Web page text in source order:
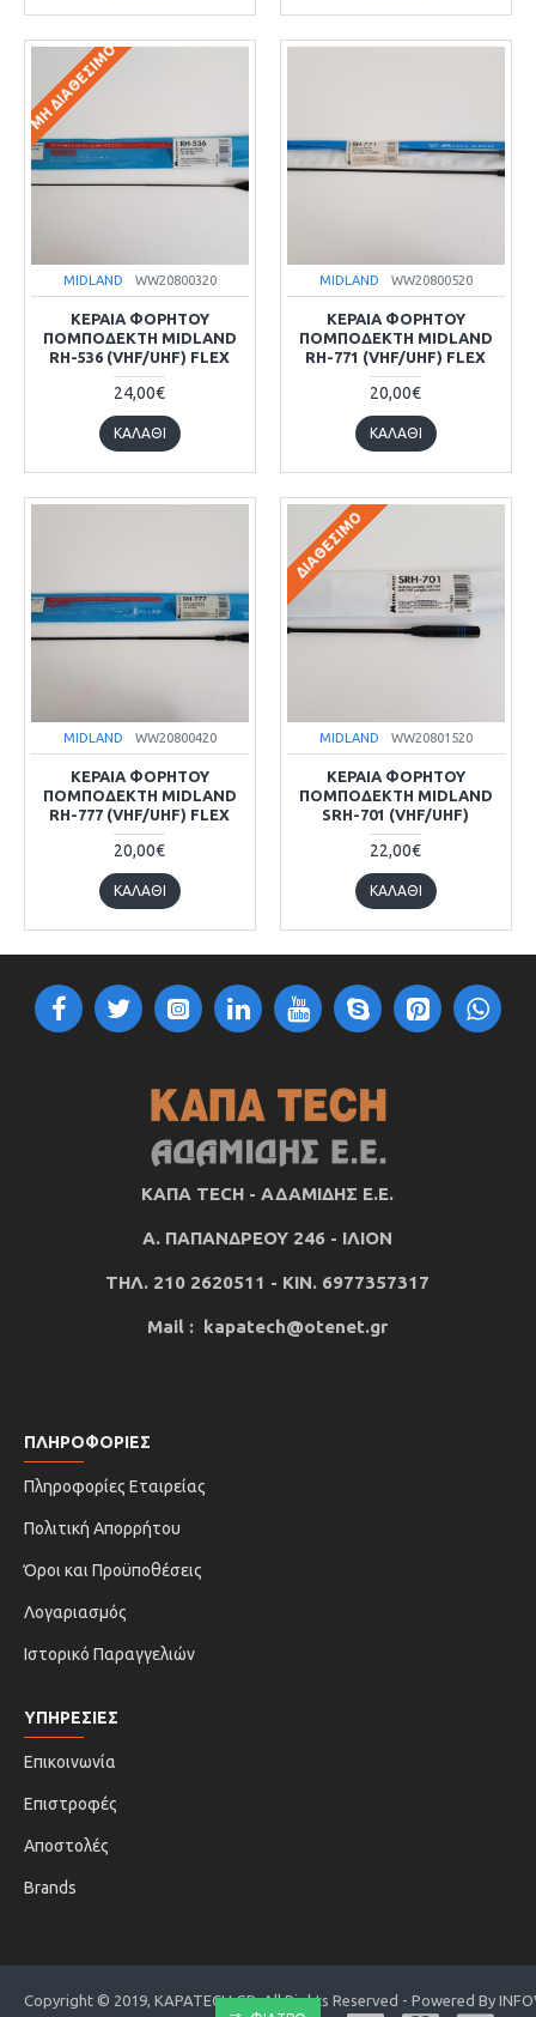
ΜΗ ΔΙΑΘΈΣΙΜΟ
MIDLAND WW20800320
ΚΕΡΑΙΑ ΦΟΡΗΤΟΥ
ΠΟΜΠΟΔΕΚΤΗ MIDLAND
RH-536 (VHF/UHF) FLEX
24,00€
ΚΑΛΆΘΙ
MIDLAND WW20800520
ΚΕΡΑΙΑ ΦΟΡΗΤΟΥ
ΠΟΜΠΟΔΕΚΤΗ MIDLAND
RH-771 (VHF/UHF) FLEX
20,00€
ΚΑΛΆΘΙ
MIDLAND WW20800420
ΚΕΡΑΙΑ ΦΟΡΗΤΟΥ
ΠΟΜΠΟΔΕΚΤΗ MIDLAND
RH-777 (VHF/UHF) FLEX
20,00€
ΚΑΛΆΘΙ
ΔΙΑΘΈΣΙΜΟ
MIDLAND WW20801520
ΚΕΡΑΙΑ ΦΟΡΗΤΟΥ
ΠΟΜΠΟΔΕΚΤΗ MIDLAND
SRH-701 (VHF/UHF)
22,00€
ΚΑΛΆΘΙ
ΚΑΠΑ TECH - ΑΔΑΜΙΔΗΣ Ε.Ε.
Α. ΠΑΠΑΝΔΡΕΟΥ 246 - ΙΛΙΟΝ
ΤΗΛ. 210 2620511 - ΚΙΝ. 6977357317
Mail : kapatech@otenet.gr
ΠΛΗΡΟΦΟΡΙΕΣ
Πληροφορίες Εταιρείας
Πολιτική Απορρήτου
Όροι και Προϋποθέσεις
Λογαριασμός
Ιστορικό Παραγγελιών
ΥΠΗΡΕΣΙΕΣ
Επικοινωνία
Επιστροφές
Αποστολές
Brands
Copyright © 2019, KAPATECH.GR, All Rights Reserved - Powered By